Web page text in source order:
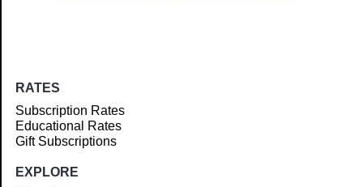
RATES
Subscription Rates
Educational Rates
Gift Subscriptions
EXPLORE